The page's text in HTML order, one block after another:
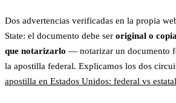
Dos advertencias verificadas en la propia
State: el documento debe ser original o
que notarizarlo — notarizar un documento
la apostilla federal. Explicamos los dos
apostilla en Estados Unidos: federal vs estatal